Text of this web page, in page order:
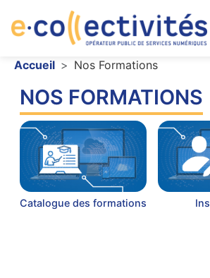
Aller au contenu principal
Fil d'Ariane
Accueil Nos Formations
NOS FORMATIONS
Catalogue des formations